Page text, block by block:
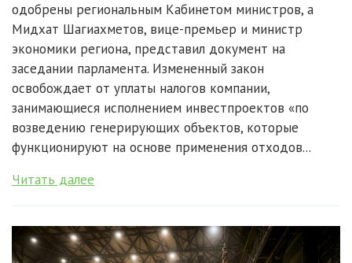
одобрены региональным Кабинетом министров, а
Мидхат Шагиахметов, вице-премьер и министр
экономики региона, представил документ на
заседании парламента. Измененный закон
освобождает от уплаты налогов компании,
занимающиеся исполнением инвестпроектов «по
возведению генерирующих объектов, которые
функционируют на основе применения отходов...
Читать далее